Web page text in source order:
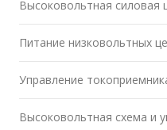
Высоковольтная силовая
Питание низковольтных
Управление
Высоковольтная схема и